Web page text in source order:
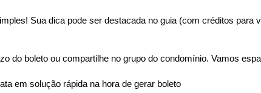
Sua dica pode ser destacada no guia (com créditos para
do boleto ou compartilhe no grupo do condomínio. Vamos
em solução rápida na hora de gerar boleto